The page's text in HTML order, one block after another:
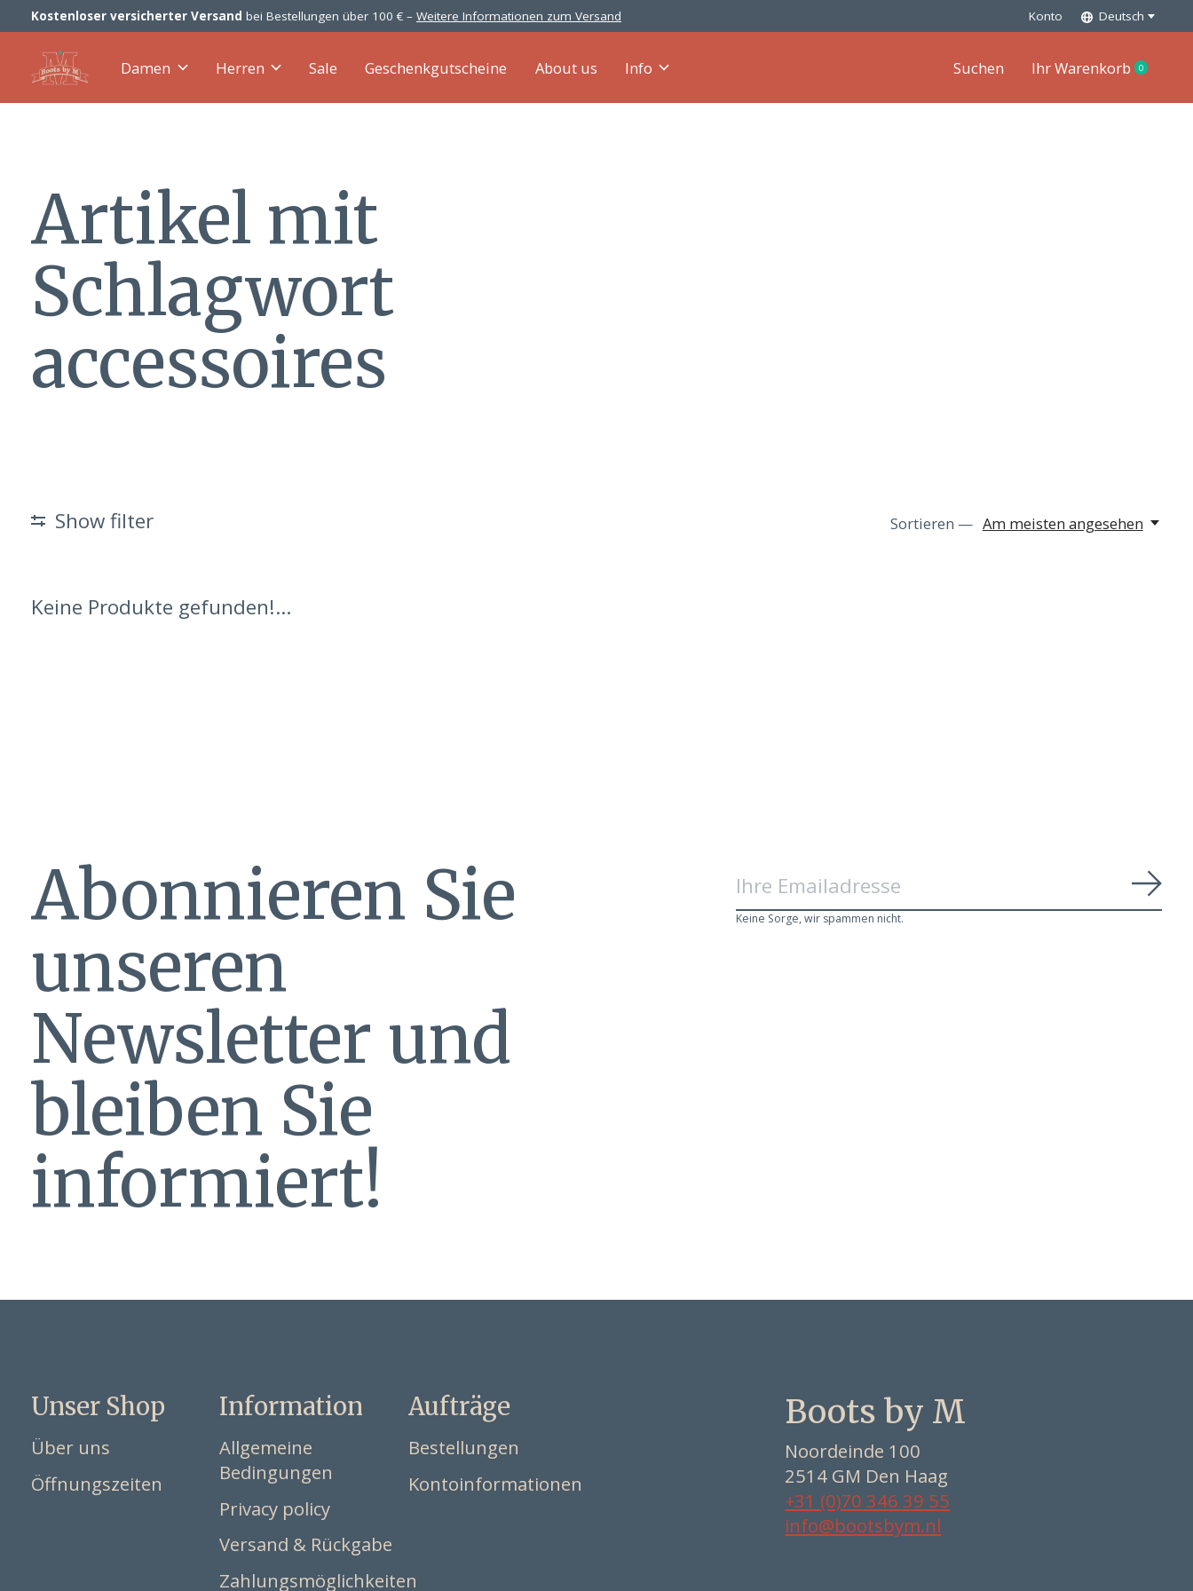
Kostenloser versicherter Versand bei Bestellungen über 100 € – Weitere Informationen zum Versand Konto Deutsch
Damen Herren Sale Geschenkgutscheine About us Info Suchen Ihr Warenkorb 0items
Artikel mit
Schlagwort
accessoires
Show filter Sortieren — Am meisten angesehen
Keine Produkte gefunden!...
Abonnieren Sie
unseren
Newsletter und
bleiben Sie
informiert!
Keine Sorge, wir spammen nicht.
Unser Shop
Über uns
Öffnungszeiten
Information
Allgemeine
Bedingungen
Privacy policy
Versand & Rückgabe
Zahlungsmöglichkeiten
Aufträge
Bestellungen
Kontoinformationen
Boots by M
Noordeinde 100
2514 GM Den Haag
+31 (0)70 346 39 55
info@bootsbym.nl